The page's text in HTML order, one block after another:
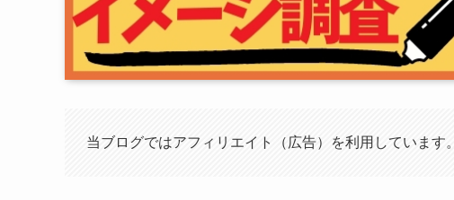
当ブログではアフィリエイト（広告）を利用しています。